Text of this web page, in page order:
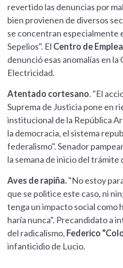
revertido las denuncias por
bien provienen de diversos
se concentran especialmente
Sepelios". El Centro de
denunció esas anomalías en
Electricidad.
Atentado cortesano. "El
Suprema de Justicia pone en
institucional de la República
la democracia, el sistema
federalismo". Senador
la semana de inicio del trámite
Aves de rapiña."No estoy
que se politice este caso, ni
tenga un impacto social como
haría nunca". Precandidato a
del radicalismo, Federico
infanticidio de Lucio.